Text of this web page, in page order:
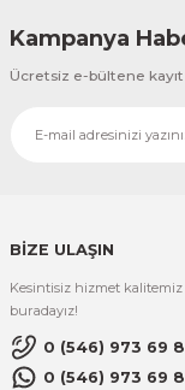
Kampanya
Ücretsiz e-bültene
BİZE ULAŞIN
Kesintisiz hizmet kalitemiz
buradayız!
0 (546) 973 69
0 (546) 973 69